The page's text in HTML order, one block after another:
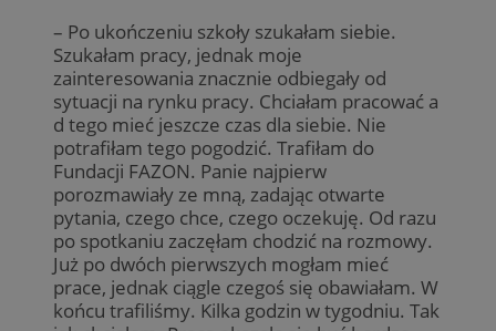
– Po ukończeniu szkoły szukałam siebie.
Szukałam pracy, jednak moje
zainteresowania znacznie odbiegały od
sytuacji na rynku pracy. Chciałam pracować a
d tego mieć jeszcze czas dla siebie. Nie
potrafiłam tego pogodzić. Trafiłam do
Fundacji FAZON. Panie najpierw
porozmawiały ze mną, zadając otwarte
pytania, czego chce, czego oczekuję. Od razu
po spotkaniu zaczęłam chodzić na rozmowy.
Już po dwóch pierwszych mogłam mieć
prace, jednak ciągle czegoś się obawiałam. W
końcu trafiliśmy. Kilka godzin w tygodniu. Tak